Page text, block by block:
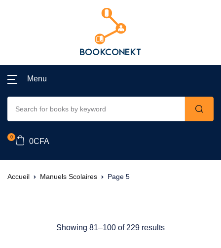
Menu
0
0CFA
Accueil Manuels Scolaires Page 5
Showing 81–100 of 229 results